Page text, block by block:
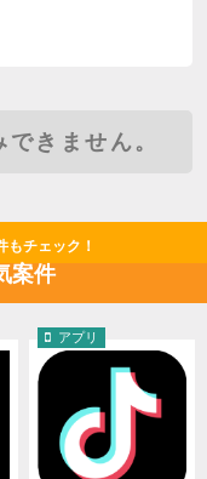
きません。
チェック！
案件
アプリ